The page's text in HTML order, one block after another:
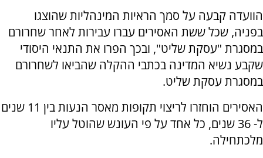
הוועדה קבעה על סמך הראיות המינהליות שהוצגו
בפניה, שכל ששת האסירים עברו עבירות לאחר שחרורם
במסגרת "עסקת שליט", ובכך הפרו את התנאי היסודי
שקבע נשיא המדינה בכתבי ההקלה שהביאו לשחרורם
במסגרת עסקת שליט.
האסירים הוחזרו לריצוי תקופות מאסר הנעות בין 11 שנים
ל- 36 שנים, כל אחד על פי העונש שהוטל עליו
מלכתחילה.